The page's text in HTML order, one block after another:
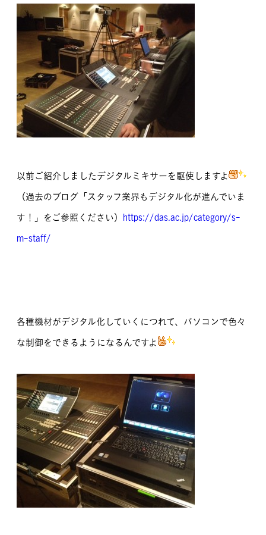
以前ご紹介しましたデジタルミキサーを駆使しますよ
（過去のブログ「スタッフ業界もデジタル化が進んでいま
す！」をご参照ください） https://das.ac.jp/category/s-
m-staff/
各種機材がデジタル化していくにつれて、パソコンで色々
な制御をできるようになるんですよ